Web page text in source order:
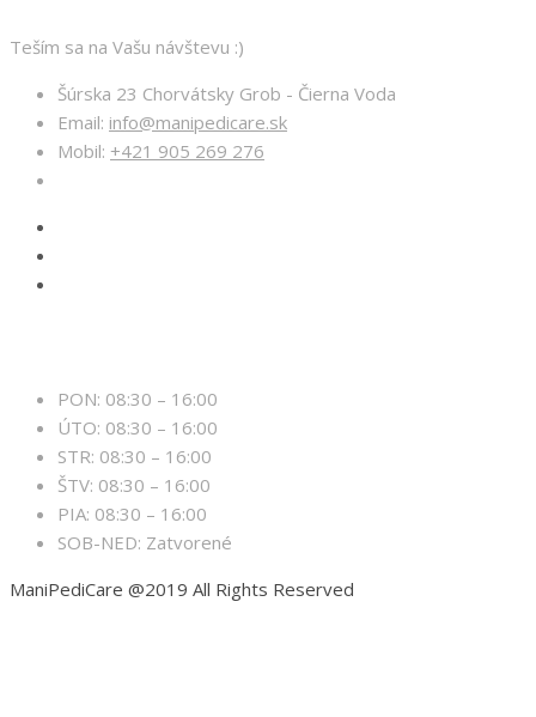
Teším sa na Vašu návštevu :)
Šúrska 23 Chorvátsky Grob - Čierna Voda
Email: info@manipedicare.sk
Mobil: +421 905 269 276
PON: 08:30 – 16:00
ÚTO: 08:30 – 16:00
STR: 08:30 – 16:00
ŠTV: 08:30 – 16:00
PIA: 08:30 – 16:00
SOB-NED: Zatvorené
ManiPediCare @2019 All Rights Reserved